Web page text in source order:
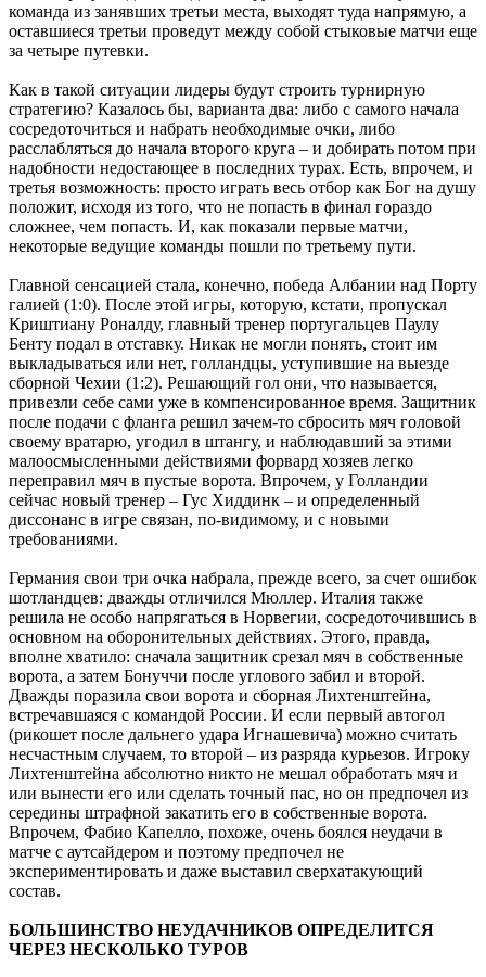
команда из занявших третьи места, выходят туда напрямую, а
оставшиеся третьи проведут между собой стыковые матчи еще
за четыре путевки.
Как в такой ситуации лидеры будут строить турнирную
стратегию? Казалось бы, варианта два: либо с самого начала
сосредоточиться и набрать необходимые очки, либо
расслабляться до начала второго круга – и добирать потом при
надобности недостающее в последних турах. Есть, впрочем, и
третья возможность: просто играть весь отбор как Бог на душу
положит, исходя из того, что не попасть в финал гораздо
сложнее, чем попасть. И, как показали первые матчи,
некоторые ведущие команды пошли по третьему пути.
Главной сенсацией стала, конечно, победа Албании над Порту
галией (1:0). После этой игры, которую, кстати, пропускал
Криштиану Роналду, главный тренер португальцев Паулу
Бенту подал в отставку. Никак не могли понять, стоит им
выкладываться или нет, голландцы, уступившие на выезде
сборной Чехии (1:2). Решающий гол они, что называется,
привезли себе сами уже в компенсированное время. Защитник
после подачи с фланга решил зачем-то сбросить мяч головой
своему вратарю, угодил в штангу, и наблюдавший за этими
малоосмысленными действиями форвард хозяев легко
переправил мяч в пустые ворота. Впрочем, у Голландии
сейчас новый тренер – Гус Хиддинк – и определенный
диссонанс в игре связан, по-видимому, и с новыми
требованиями.
Германия свои три очка набрала, прежде всего, за счет ошибок
шотландцев: дважды отличился Мюллер. Италия также
решила не особо напрягаться в Норвегии, сосредоточившись в
основном на оборонительных действиях. Этого, правда,
вполне хватило: сначала защитник срезал мяч в собственные
ворота, а затем Бонуччи после углового забил и второй.
Дважды поразила свои ворота и сборная Лихтенштейна,
встречавшаяся с командой России. И если первый автогол
(рикошет после дальнего удара Игнашевича) можно считать
несчастным случаем, то второй – из разряда курьезов. Игроку
Лихтенштейна абсолютно никто не мешал обработать мяч и
или вынести его или сделать точный пас, но он предпочел из
середины штрафной закатить его в собственные ворота.
Впрочем, Фабио Капелло, похоже, очень боялся неудачи в
матче с аутсайдером и поэтому предпочел не
экспериментировать и даже выставил сверхатакующий
состав.
БОЛЬШИНСТВО НЕУДАЧНИКОВ ОПРЕДЕЛИТСЯ
ЧЕРЕЗ НЕСКОЛЬКО ТУРОВ